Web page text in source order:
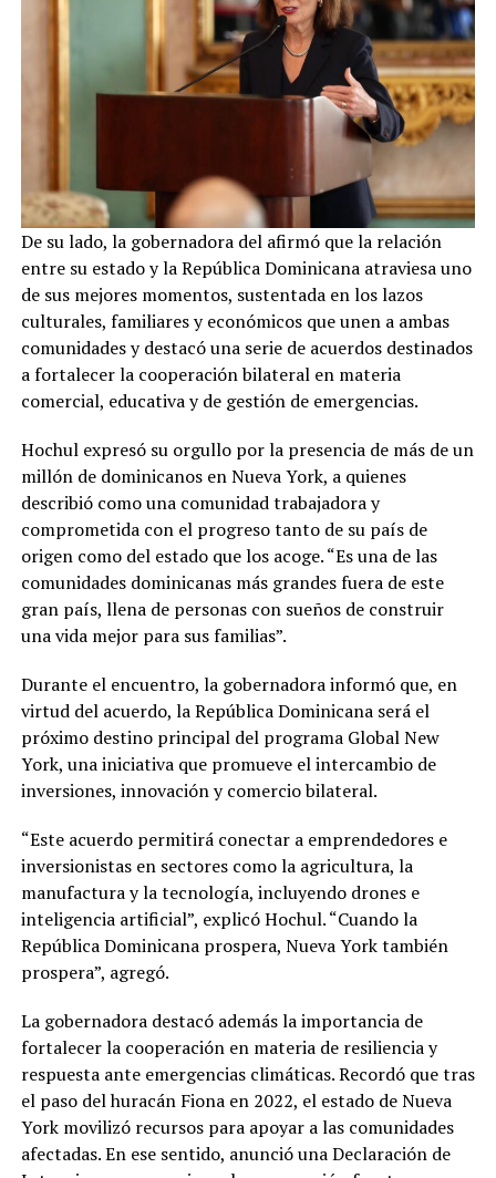
De su lado, la gobernadora del afirmó que la relación
entre su estado y la República Dominicana atraviesa uno
de sus mejores momentos, sustentada en los lazos
culturales, familiares y económicos que unen a ambas
comunidades y destacó una serie de acuerdos destinados
a fortalecer la cooperación bilateral en materia
comercial, educativa y de gestión de emergencias.
Hochul expresó su orgullo por la presencia de más de un
millón de dominicanos en Nueva York, a quienes
describió como una comunidad trabajadora y
comprometida con el progreso tanto de su país de
origen como del estado que los acoge. “Es una de las
comunidades dominicanas más grandes fuera de este
gran país, llena de personas con sueños de construir
una vida mejor para sus familias”.
Durante el encuentro, la gobernadora informó que, en
virtud del acuerdo, la República Dominicana será el
próximo destino principal del programa Global New
York, una iniciativa que promueve el intercambio de
inversiones, innovación y comercio bilateral.
“Este acuerdo permitirá conectar a emprendedores e
inversionistas en sectores como la agricultura, la
manufactura y la tecnología, incluyendo drones e
inteligencia artificial”, explicó Hochul. “Cuando la
República Dominicana prospera, Nueva York también
prospera”, agregó.
La gobernadora destacó además la importancia de
fortalecer la cooperación en materia de resiliencia y
respuesta ante emergencias climáticas. Recordó que tras
el paso del huracán Fiona en 2022, el estado de Nueva
York movilizó recursos para apoyar a las comunidades
afectadas. En ese sentido, anunció una Declaración de